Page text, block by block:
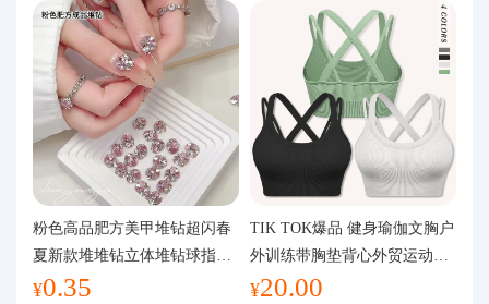
粉色高品肥方美甲堆钻超闪春
夏新款堆堆钻立体堆钻球指甲
装饰品
¥0.35
TIK TOK爆品 健身瑜伽文胸户
外训练带胸垫背心外贸运动瑜
伽服女
¥20.00